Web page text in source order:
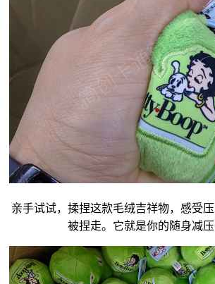
亲手试试，揉捏这款毛绒吉祥物，感受
被捏走。它就是你的随身减压